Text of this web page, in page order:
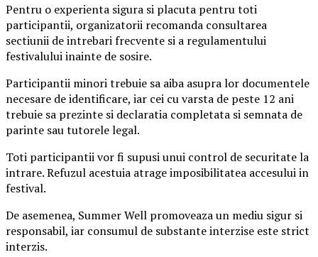
Pentru o experienta sigura si placuta pentru toti
participantii, organizatorii recomanda consultarea
sectiunii de intrebari frecvente si a regulamentului
festivalului inainte de sosire.
Participantii minori trebuie sa aiba asupra lor documentele
necesare de identificare, iar cei cu varsta de peste 12 ani
trebuie sa prezinte si declaratia completata si semnata de
parinte sau tutorele legal.
Toti participantii vor fi supusi unui control de securitate la
intrare. Refuzul acestuia atrage imposibilitatea accesului in
festival.
De asemenea, Summer Well promoveaza un mediu sigur si
responsabil, iar consumul de substante interzise este strict
interzis.